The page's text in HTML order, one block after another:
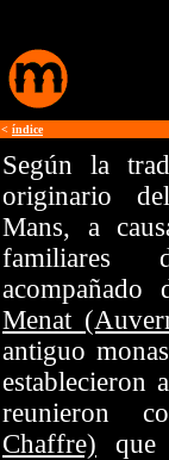
< índice
Según la
originario
Mans, a
Menat
antiguo
establecieron
reunieron
Chaffre)